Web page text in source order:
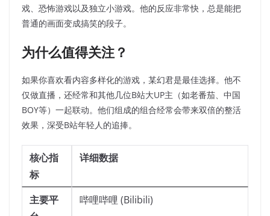
戏、恐怖游戏以及独立小游戏。他的反应非常快，总是能把
普通的画面变成搞笑的段子。
为什么值得关注？
如果你喜欢看内容多样化的游戏，某幻君是最佳选择。他不
仅做直播，还经常和其他几位B站大UP主（如老番茄、中国
BOY等）一起联动。他们组成的组合经常会带来双倍的整活
效果，深受B站年轻人的追捧。
核心指
标
详细数据
主要平
哔哩哔哩 (Bilibili)